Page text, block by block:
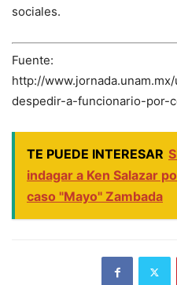
sociales.
Fuente:
http://
despedir-a-funcionario-por-
TE PUEDE INTERESAR
indagar a Ken Salazar
caso "Mayo" Zambada